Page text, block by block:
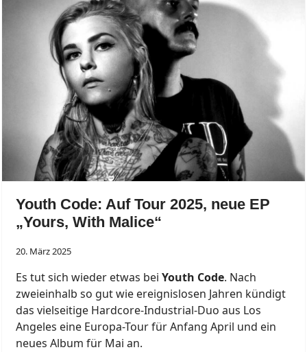
Youth Code: Auf Tour 2025, neue EP
„Yours, With Malice“
20. März 2025
Es tut sich wieder etwas bei Youth Code. Nach
zweieinhalb so gut wie ereignislosen Jahren kündigt
das vielseitige Hardcore-Industrial-Duo aus Los
Angeles eine Europa-Tour für Anfang April und ein
neues Album für Mai an.